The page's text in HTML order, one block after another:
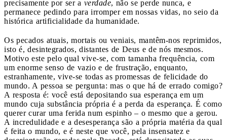
precisamente por ser a verdade, não se perde nunca, e
permanece pedindo para irromper em nossas vidas, no seio da
histórica artificialidade da humanidade.
Os pecados atuais, mortais ou veniais, mantêm-nos reprimidos,
isto é, desintegrados, distantes de Deus e de nós mesmos.
Motivo este pelo qual vive-se, com tamanha frequência, com
um enorme senso de vazio e de frustração, enquanto,
estranhamente, vive-se todas as promessas de felicidade do
mundo. A pessoa se pergunta: mas o que há de errado comigo?
A resposta é: você está depositando sua esperança em um
mundo cuja substância própria é a perda da esperança. É como
querer curar uma ferida num espinho – o mesmo que a gerou.
A incredulidade e a desesperança são a própria matéria da qual
é feita o mundo, e é neste que você, pela insensatez e